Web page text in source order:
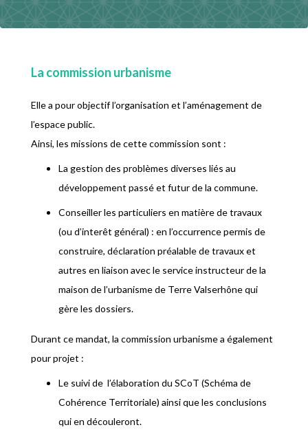
La commission urbanisme
Elle a pour objectif l’organisation et l’aménagement de
l’espace public.
Ainsi, les missions de cette commission sont :
La gestion des problèmes diverses liés au
développement passé et futur de la commune.
Conseiller les particuliers en matière de travaux
(ou d’interêt général) : en l’occurrence permis de
construire, déclaration préalable de travaux et
autres en liaison avec le service instructeur de la
maison de l’urbanisme de Terre Valserhône qui
gère les dossiers.
Durant ce mandat, la commission urbanisme a également
pour projet :
Le suivi de l’élaboration du SCoT (Schéma de
Cohérence Territoriale) ainsi que les conclusions
qui en découleront.